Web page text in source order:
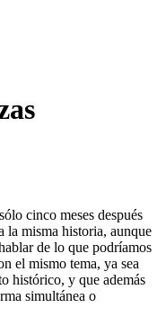
cinco meses después
la misma historia, aunque
de lo que podríamos
el mismo tema, ya sea
histórico, y que además
simultánea o